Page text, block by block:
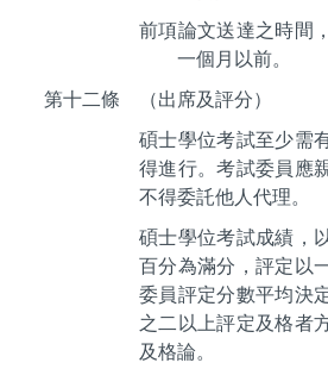
前項論文送達之時間
一個月以前。
第十二條
（出席及評分）
碩士學位考試至少需
得進行。考試委員應
不得委託他人代理。
碩士學位考試成績，
百分為滿分，評定以
委員評定分數平均決
之二以上評定及格者
及格論。